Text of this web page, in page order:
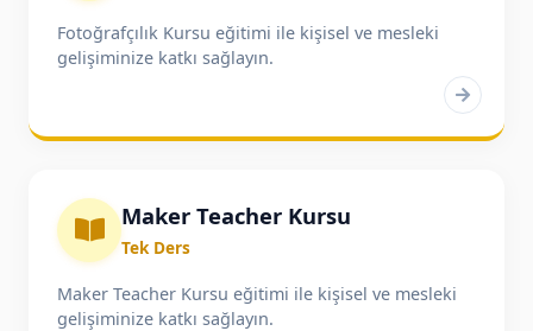
Fotoğrafçılık Kursu eğitimi ile kişisel ve mesleki
gelişiminize katkı sağlayın.
Maker Teacher Kursu
Tek Ders
Maker Teacher Kursu eğitimi ile kişisel ve mesleki
gelişiminize katkı sağlayın.